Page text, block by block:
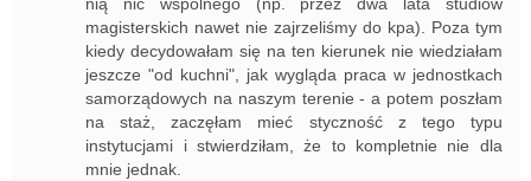
nią nic wspólnego (np. przez dwa lata studiów
magisterskich nawet nie zajrzeliśmy do kpa). Poza tym
kiedy decydowałam się na ten kierunek nie wiedziałam
jeszcze "od kuchni", jak wygląda praca w jednostkach
samorządowych na naszym terenie - a potem poszłam
na staż, zaczęłam mieć styczność z tego typu
instytucjami i stwierdziłam, że to kompletnie nie dla
mnie jednak.